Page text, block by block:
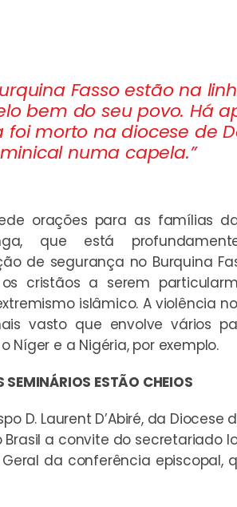
Fasso estão na
bem do seu povo. Há
morto na diocese de
numa capela.”
orações para as famílias
que está
de segurança no Burquina
cristãos a serem
islâmico. A violência
vasto que envolve vários
Níger e a Nigéria, por exemplo.
ESTÃO CHEIOS
D. Laurent D’Abiré, da
Brasil a convite do secretariado
da conferência episcopal,